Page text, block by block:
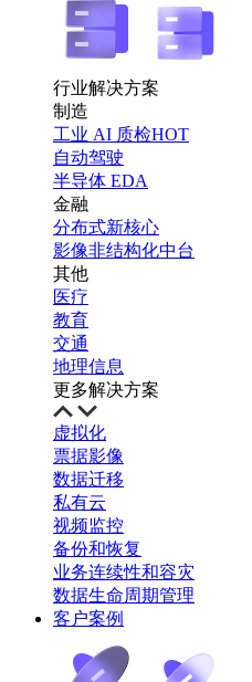
行业解决方案
制造
工业 AI 质检HOT
自动驾驶
半导体 EDA
金融
分布式新核心
影像非结构化中台
其他
医疗
教育
交通
地理信息
更多解决方案
虚拟化
票据影像
数据迁移
私有云
视频监控
备份和恢复
业务连续性和容灾
数据生命周期管理
客户案例